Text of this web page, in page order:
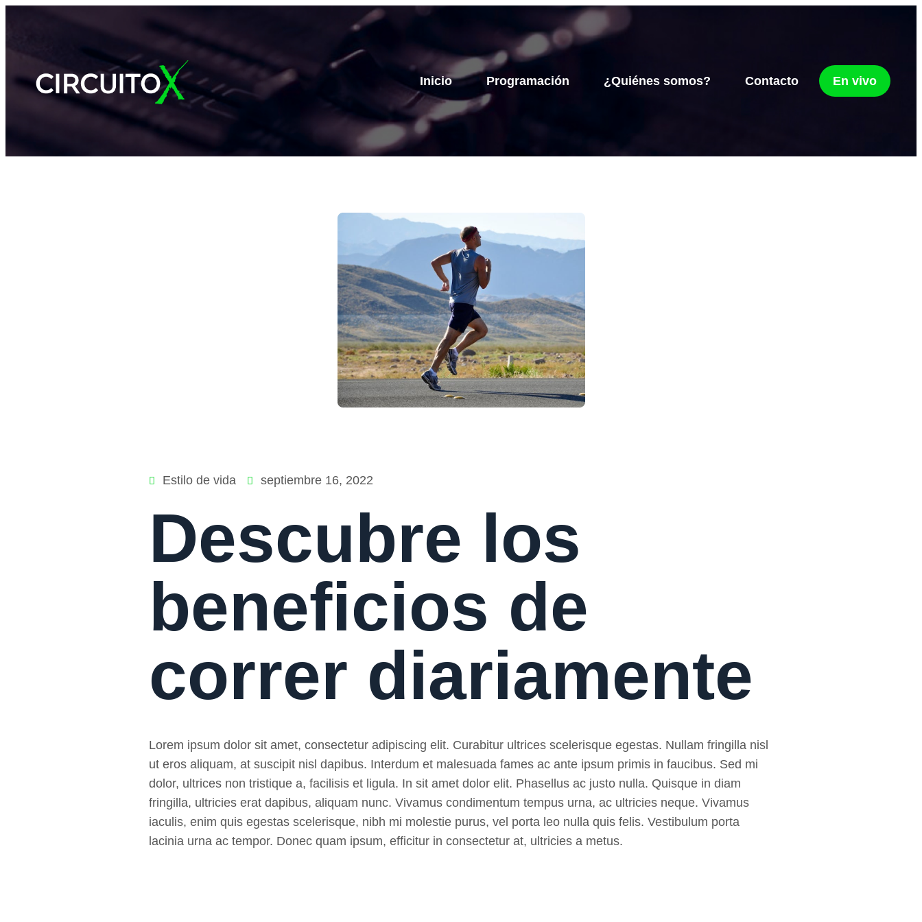
Inicio Programación ¿Quiénes somos? Contacto En vivo
Estilo de vida septiembre 16, 2022
Descubre los
beneficios de
correr diariamente
Lorem ipsum dolor sit amet, consectetur adipiscing elit. Curabitur ultrices scelerisque egestas. Nullam fringilla nisl
ut eros aliquam, at suscipit nisl dapibus. Interdum et malesuada fames ac ante ipsum primis in faucibus. Sed mi
dolor, ultrices non tristique a, facilisis et ligula. In sit amet dolor elit. Phasellus ac justo nulla. Quisque in diam
fringilla, ultricies erat dapibus, aliquam nunc. Vivamus condimentum tempus urna, ac ultricies neque. Vivamus
iaculis, enim quis egestas scelerisque, nibh mi molestie purus, vel porta leo nulla quis felis. Vestibulum porta
lacinia urna ac tempor. Donec quam ipsum, efficitur in consectetur at, ultricies a metus.